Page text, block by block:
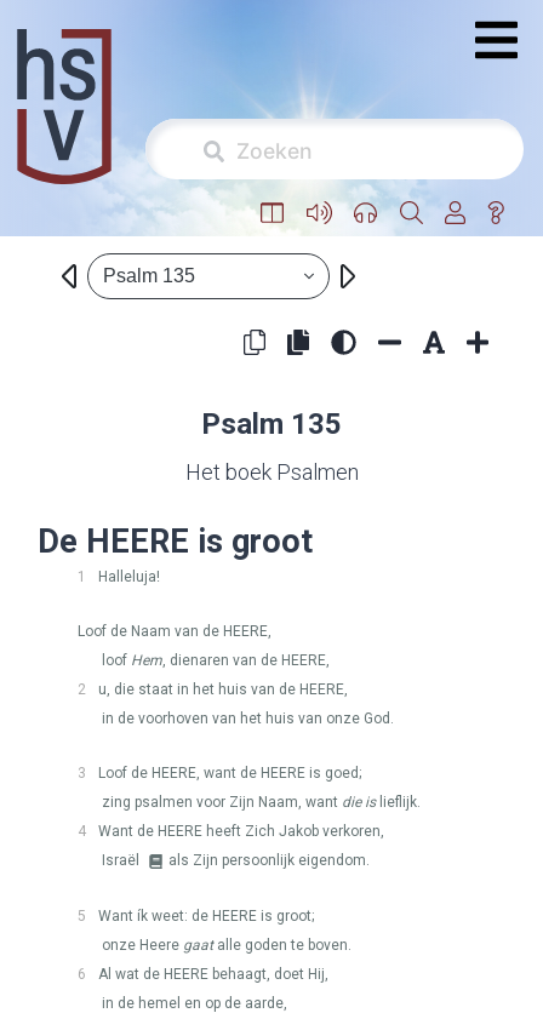
Psalm 135
Psalm 135
Het boek Psalmen
De HEERE is groot
1 Halleluja!
Loof de Naam van de HEERE,
loof Hem, dienaren van de HEERE,
2
u, die staat in het huis van de HEERE,
in de voorhoven van het huis van onze God.
3 Loof de HEERE, want de HEERE is goed;
zing psalmen voor Zijn Naam, want die islieflijk.
4
Want de HEERE heeft Zich Jakob verkoren,
Israël
als Zijn persoonlijk eigendom.
5 Want ík weet: de HEERE is groot;
onze Heere gaatalle goden te boven.
6
Al wat de HEERE behaagt, doet Hij,
in de hemel en op de aarde,